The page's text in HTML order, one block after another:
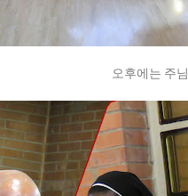
오후에는 주